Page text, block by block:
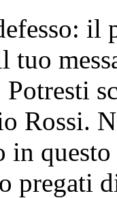
il
tuo
Potresti
Rossi.
in
pregati